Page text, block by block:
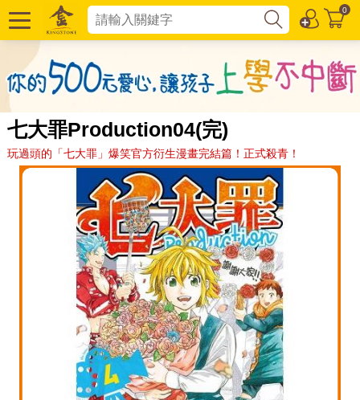
0
七大罪Production04(完)
玩過頭的「七大罪」爆笑官方衍生漫畫完結篇！正式殺青！